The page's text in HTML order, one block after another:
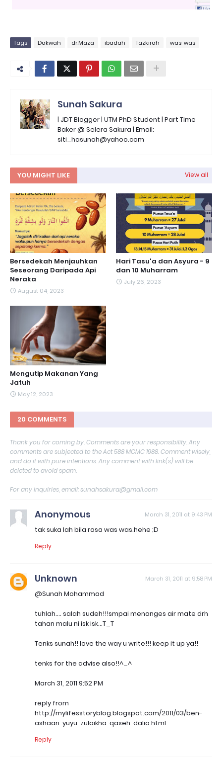
Tags Dakwah dr.Maza ibadah Tazkirah was-was
Sunah Sakura
| JDT Blogger | UTM PhD Student | Part Time
Baker @ Selera Sakura | Email:
siti_hasunah@yahoo.com
YOU MIGHT LIKE View all
Bersedekah Menjauhkan
Seseorang Daripada Api
Neraka
August 04, 2023
Hari Tasu'a dan Asyura - 9
dan 10 Muharram
July 26, 2023
Mengutip Makanan Yang
Jatuh
May 12, 2023
20 COMMENTS
Thank you for coming by. Comments are your responsibility. Any
comments are subjected to the Act 588 MCMC 1988. Comment wisely,
and do it with pure intentions. Any comment with link(s) will be
deleted to avoid spam.
For any inquiries, email: sunahsakura@gmail.com
Anonymous March 31, 2011 at 9:43 PM
tak suka lah bila rasa was was.hehe ;D
Reply
Unknown March 31, 2011 at 9:58 PM
@Sunah Mohammad
tuhlah.... salah sudeh!!!smpai menanges air mate drh
tahan malu ni isk isk...T_T
Tenks sunah!! love the way u write!!! keep it up ya!!
tenks for the advise also!!^_^
March 31, 2011 9:52 PM
reply from
http://mylifesstoryblog.blogspot.com/2011/03/ben-
ashaari-yuyu-zulaikha-qaseh-dalia.html
Reply